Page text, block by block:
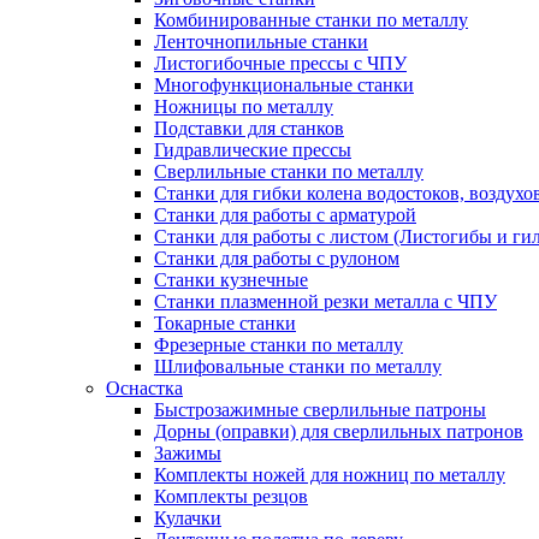
Комбинированные станки по металлу
Ленточнопильные станки
Листогибочные прессы с ЧПУ
Многофункциональные станки
Ножницы по металлу
Подставки для станков
Гидравлические прессы
Сверлильные станки по металлу
Станки для гибки колена водостоков,
Станки для работы с арматурой
Станки для работы с листом (Листогибы и
Станки для работы с рулоном
Станки кузнечные
Станки плазменной резки металла с ЧПУ
Токарные станки
Фрезерные станки по металлу
Шлифовальные станки по металлу
Оснастка
Быстрозажимные сверлильные патроны
Дорны (оправки) для сверлильных патронов
Зажимы
Комплекты ножей для ножниц по металлу
Комплекты резцов
Кулачки